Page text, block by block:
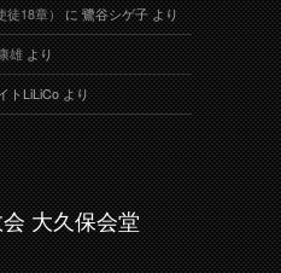
徒18章）に鷺谷シゲ子より
雄より
トLiLiCoより
大久保会堂